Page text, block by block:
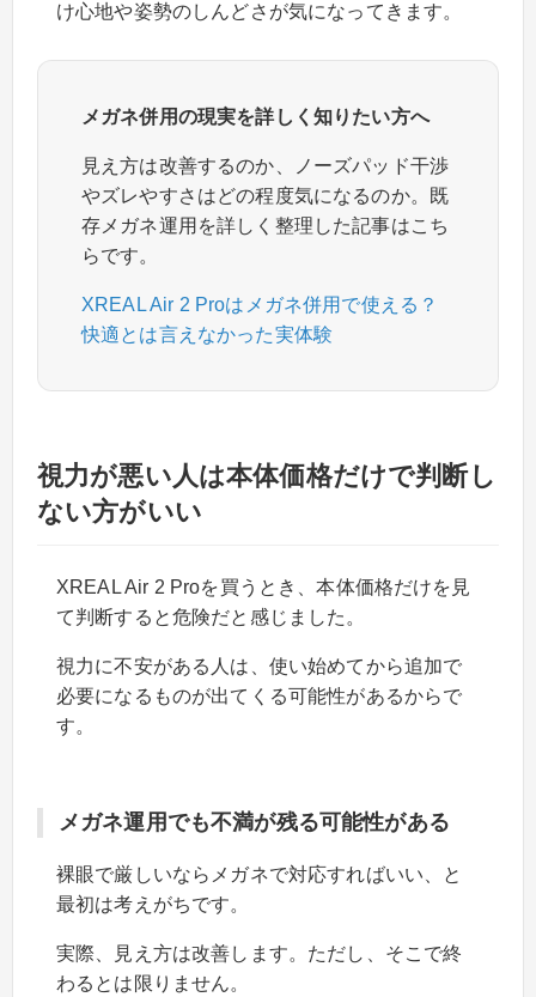
け心地や姿勢のしんどさが気になってきます。
メガネ併用の現実を詳しく知りたい方へ
見え方は改善するのか、ノーズパッド干渉
やズレやすさはどの程度気になるのか。既
存メガネ運用を詳しく整理した記事はこち
らです。
XREAL Air 2 Proはメガネ併用で使える？
快適とは言えなかった実体験
視力が悪い人は本体価格だけで判断し
ない方がいい
XREAL Air 2 Proを買うとき、本体価格だけを見
て判断すると危険だと感じました。
視力に不安がある人は、使い始めてから追加で
必要になるものが出てくる可能性があるからで
す。
メガネ運用でも不満が残る可能性がある
裸眼で厳しいならメガネで対応すればいい、と
最初は考えがちです。
実際、見え方は改善します。ただし、そこで終
わるとは限りません。